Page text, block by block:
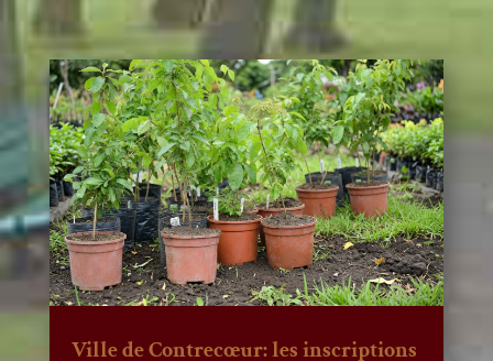
Ville de Contrecœur: les inscriptions